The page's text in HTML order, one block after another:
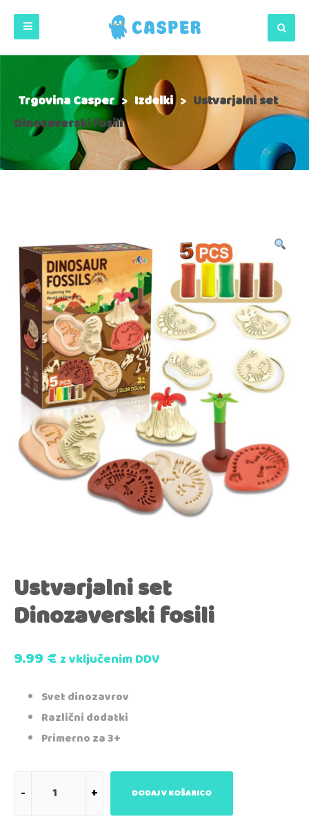
Trgovina Casper> Izdelki > Ustvarjalni set
Dinozaverski fosili
Ustvarjalni set
Dinozaverski fosili
9.99€z vključenim DDV
Svet dinozavrov
Različni dodatki
Primerno za 3+
DODAJ V KOŠARICO